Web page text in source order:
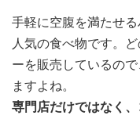
手軽に空腹を満たせ
人気の食べ物です。
ーを販売しているの
ますよね。
専門店だけではなく